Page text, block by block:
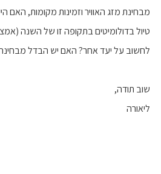
מבחינת מזג האוויר וזמינות מקומות, האם
טיול בדולומיטים בתקופה זו של השנה
לחשוב על יעד אחר? האם יש הבדל מבחינה
שוב תודה,
ליאורה